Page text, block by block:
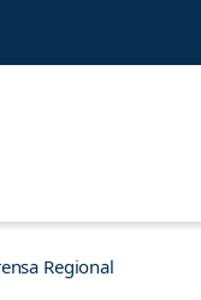
Regional